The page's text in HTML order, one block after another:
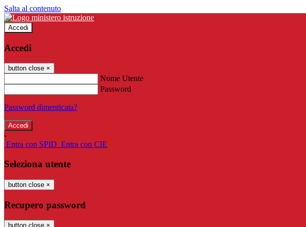
Salta al contenuto
Accedi
Accedi
button close ×
Nome Utente
Password
Password dimenticata?
-
Entra con SPID Entra con CIE
Seleziona utente
button close ×
Recupero password
button close ×